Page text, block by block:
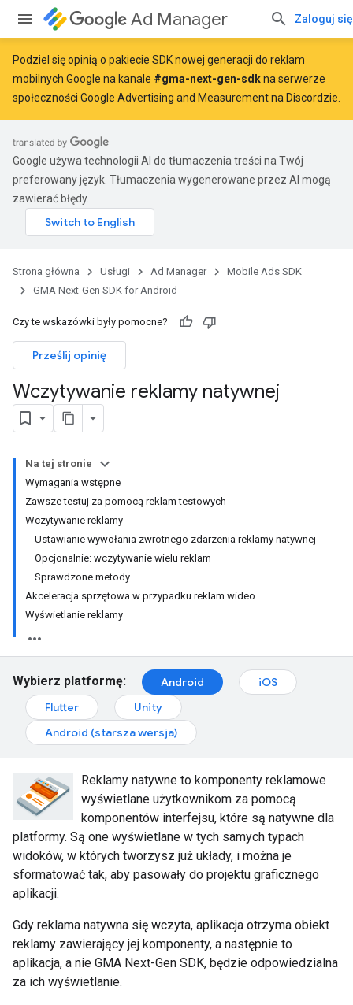
Ad Manager Zaloguj się
Podziel się opinią o pakiecie SDK nowej generacji do reklam
mobilnych Google na kanale #gma-next-gen-sdkna serwerze
społeczności Google Advertising and Measurement na Discordzie.
Google używa technologii AI do tłumaczenia treści na Twój
preferowany język. Tłumaczenia wygenerowane przez AI mogą
zawierać błędy.
Strona główna Usługi Ad Manager
Mobile Ads SDK
GMA Next-Gen SDK for Android
Czy te wskazówki były pomocne?
Prześlij opinię
Wczytywanie reklamy natywnej
Na tej stronie
Wymagania wstępne
Zawsze testuj za pomocą reklam testowych
Wczytywanie reklamy
Ustawianie wywołania zwrotnego zdarzenia reklamy natywnej
Opcjonalnie: wczytywanie wielu reklam
Sprawdzone metody
Akceleracja sprzętowa w przypadku reklam wideo
Wyświetlanie reklamy
Wybierz platformę: Android
iOS
Flutter
Unity
Android (starsza wersja)
Reklamy natywne to komponenty reklamowe
wyświetlane użytkownikom za pomocą
komponentów interfejsu, które są natywne dla
platformy. Są one wyświetlane w tych samych typach
widoków, w których tworzysz już układy, i można je
sformatować tak, aby pasowały do projektu graficznego
aplikacji.
Gdy reklama natywna się wczyta, aplikacja otrzyma obiekt
reklamy zawierający jej komponenty, a następnie to
aplikacja, a nie GMA Next-Gen SDK, będzie odpowiedzialna
za ich wyświetlanie.